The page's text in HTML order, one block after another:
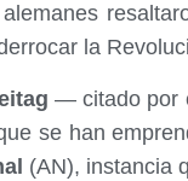
la
— citado por
se han
(AN), instancia